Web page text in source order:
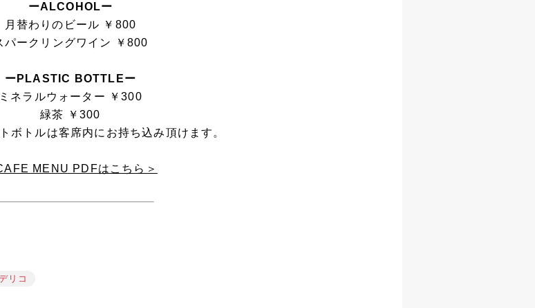
ーALCOHOLー
月替わりのビール ￥800
パークリングワイン ￥800
ーPLASTIC BOTTLEー
ミネラルウォーター ￥300
緑茶 ￥300
ボトルは客席内にお持ち込み頂けます。
MENU PDFはこちら＞
リコ